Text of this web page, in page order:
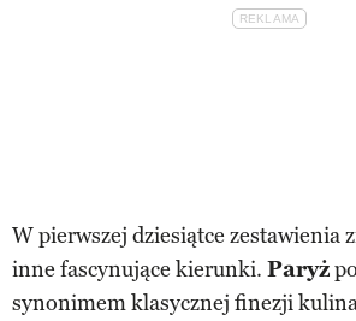
W pierwszej dziesiątce zestawienia
inne fascynujące kierunki. Paryż
synonimem klasycznej finezji